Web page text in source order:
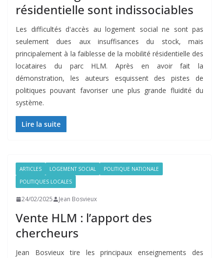
résidentielle sont indissociables
Les difficultés d'accès au logement social ne sont pas
seulement dues aux insuffisances du stock, mais
principalement à la faiblesse de la mobilité résidentielle des
locataires du parc HLM. Après en avoir fait la
démonstration, les auteurs esquissent des pistes de
politiques pouvant favoriser une plus grande fluidité du
système.
Lire la suite
ARTICLES LOGEMENT SOCIAL
POLITIQUE NATIONALE
POLITIQUES LOCALES
24/02/2025 Jean Bosvieux
Vente HLM : l’apport des
chercheurs
Jean Bosvieux tire les principaux enseignements des